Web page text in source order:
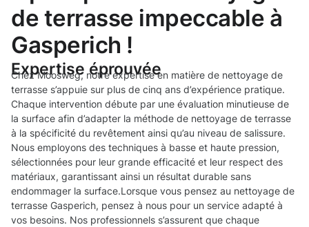
de terrasse impeccable à
Gasperich !
Expertise éprouvée
Chez Moosweg, notre expertise en matière de nettoyage de
terrasse s’appuie sur plus de cinq ans d’expérience pratique.
Chaque intervention débute par une évaluation minutieuse de
la surface afin d’adapter la méthode de nettoyage de terrasse
à la spécificité du revêtement ainsi qu’au niveau de salissure.
Nous employons des techniques à basse et haute pression,
sélectionnées pour leur grande efficacité et leur respect des
matériaux, garantissant ainsi un résultat durable sans
endommager la surface.Lorsque vous pensez au nettoyage de
terrasse Gasperich, pensez à nous pour un service adapté à
vos besoins. Nos professionnels s’assurent que chaque